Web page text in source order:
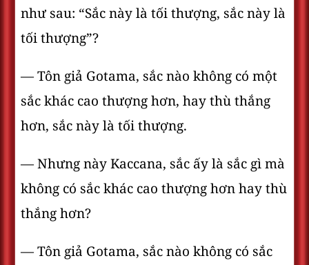
như sau: “Sắc này là tối thượng, sắc này là
tối thượng”?
— Tôn giả Gotama, sắc nào không có một
sắc khác cao thượng hơn, hay thù thắng
hơn, sắc này là tối thượng.
— Nhưng này Kaccana, sắc ấy là sắc gì mà
không có sắc khác cao thượng hơn hay thù
thắng hơn?
— Tôn giả Gotama, sắc nào không có sắc